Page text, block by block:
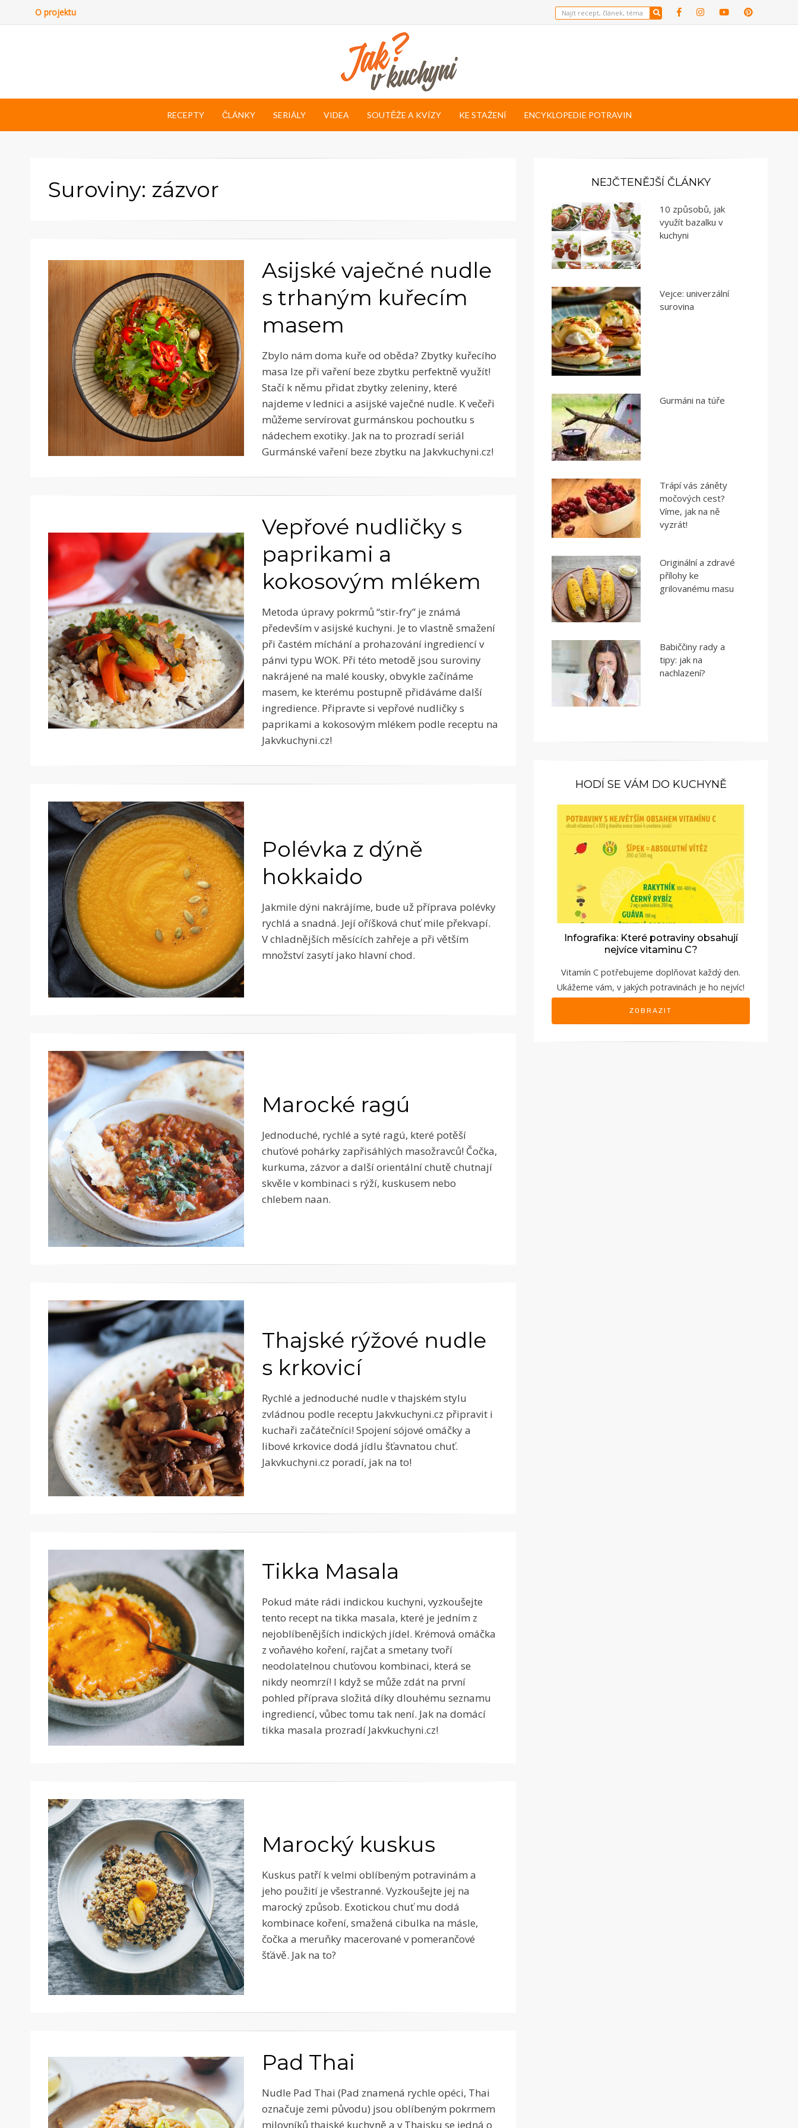
O projektu
RECEPTY ČLÁNKY SERIÁLY VIDEA SOUTĚŽE A KVÍZY KE STAŽENÍ ENCYKLOPEDIE POTRAVIN
Suroviny: zázvor
Asijské vaječné nudle
s trhaným kuřecím
masem
Zbylo nám doma kuře od oběda? Zbytky kuřecího
masa lze při vaření beze zbytku perfektně využít!
Stačí k němu přidat zbytky zeleniny, které
najdeme v lednici a asijské vaječné nudle. K večeři
můžeme servírovat gurmánskou pochoutku s
nádechem exotiky. Jak na to prozradí seriál
Gurmánské vaření beze zbytku na Jakvkuchyni.cz!
Vepřové nudličky s
paprikami a
kokosovým mlékem
Metoda úpravy pokrmů “stir-fry” je známá
především v asijské kuchyni. Je to vlastně smažení
při častém míchání a prohazování ingrediencí v
pánvi typu WOK. Při této metodě jsou suroviny
nakrájené na malé kousky, obvykle začínáme
masem, ke kterému postupně přidáváme další
ingredience. Připravte si vepřové nudličky s
paprikami a kokosovým mlékem podle receptu na
Jakvkuchyni.cz!
Polévka z dýně
hokkaido
Jakmile dýni nakrájíme, bude už příprava polévky
rychlá a snadná. Její oříšková chuť mile překvapí.
V chladnějších měsících zahřeje a při větším
množství zasytí jako hlavní chod.
Marocké ragú
Jednoduché, rychlé a syté ragú, které potěší
chuťové pohárky zapřisáhlých masožravců! Čočka,
kurkuma, zázvor a další orientální chutě chutnají
skvěle v kombinaci s rýží, kuskusem nebo
chlebem naan.
Thajské rýžové nudle
s krkovicí
Rychlé a jednoduché nudle v thajském stylu
zvládnou podle receptu Jakvkuchyni.cz připravit i
kuchaři začátečníci! Spojení sójové omáčky a
libové krkovice dodá jídlu šťavnatou chuť.
Jakvkuchyni.cz poradí, jak na to!
Tikka Masala
Pokud máte rádi indickou kuchyni, vyzkoušejte
tento recept na tikka masala, které je jedním z
nejoblíbenějších indických jídel. Krémová omáčka
z voňavého koření, rajčat a smetany tvoří
neodolatelnou chuťovou kombinaci, která se
nikdy neomrzí! I když se může zdát na první
pohled příprava složitá díky dlouhému seznamu
ingrediencí, vůbec tomu tak není. Jak na domácí
tikka masala prozradí Jakvkuchyni.cz!
Marocký kuskus
Kuskus patří k velmi oblíbeným potravinám a
jeho použití je všestranné. Vyzkoušejte jej na
marocký způsob. Exotickou chuť mu dodá
kombinace koření, smažená cibulka na másle,
čočka a meruňky macerované v pomerančové
šťávě. Jak na to?
Pad Thai
Nudle Pad Thai (Pad znamená rychle opéci, Thai
označuje zemi původu) jsou oblíbeným pokrmem
milovníků thajské kuchyně a v Thajsku se jedná o
NEJČTENĚJŠÍ ČLÁNKY
10 způsobů, jak
využít bazalku v
kuchyni
Vejce: univerzální
surovina
Gurmáni na túře
Trápí vás záněty
močových cest?
Víme, jak na ně
vyzrát!
Originální a zdravé
přílohy ke
grilovanému masu
Babiččiny rady a
tipy: jak na
nachlazení?
HODÍ SE VÁM DO KUCHYNĚ
Infografika: Které potraviny obsahují
nejvíce vitaminu C?
Vitamín C potřebujeme doplňovat každý den.
Ukážeme vám, v jakých potravinách je ho nejvíc!
ZOBRAZIT